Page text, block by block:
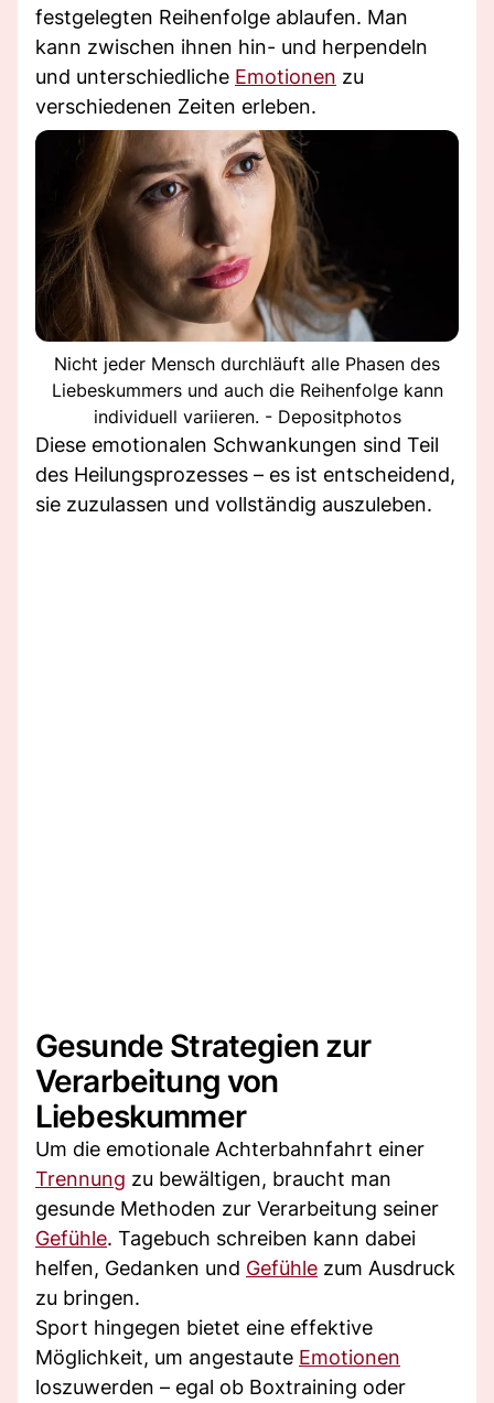
festgelegten Reihenfolge ablaufen. Man
kann zwischen ihnen hin- und herpendeln
und unterschiedliche Emotionen zu
verschiedenen Zeiten erleben.
Nicht jeder Mensch durchläuft alle Phasen des
Liebeskummers und auch die Reihenfolge kann
individuell variieren. - Depositphotos
Diese emotionalen Schwankungen sind Teil
des Heilungsprozesses – es ist entscheidend,
sie zuzulassen und vollständig auszuleben.
Gesunde Strategien zur
Verarbeitung von
Liebeskummer
Um die emotionale Achterbahnfahrt einer
Trennung zu bewältigen, braucht man
gesunde Methoden zur Verarbeitung seiner
Gefühle. Tagebuch schreiben kann dabei
helfen, Gedanken und Gefühle zum Ausdruck
zu bringen.
Sport hingegen bietet eine effektive
Möglichkeit, um angestaute Emotionen
loszuwerden – egal ob Boxtraining oder